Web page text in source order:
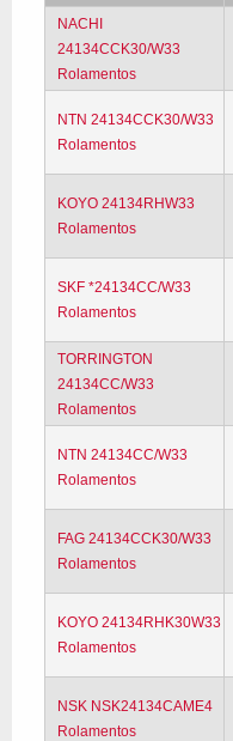
NACHI
24134CCK30/W33
Rolamentos
NTN 24134CCK30/W33
Rolamentos
KOYO 24134RHW33
Rolamentos
SKF *24134CC/W33
Rolamentos
TORRINGTON
24134CC/W33
Rolamentos
NTN 24134CC/W33
Rolamentos
FAG 24134CCK30/W33
Rolamentos
KOYO 24134RHK30W33
Rolamentos
NSK NSK24134CAME4
Rolamentos